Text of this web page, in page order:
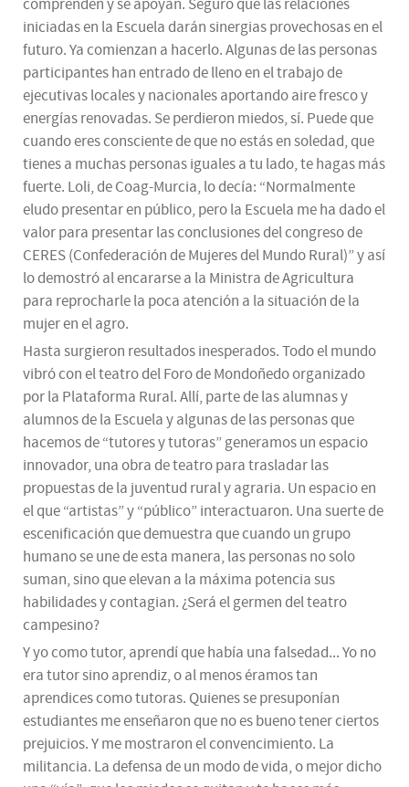
comprenden y se apoyan. Seguro que las relaciones
iniciadas en la Escuela darán sinergias provechosas en el
futuro. Ya comienzan a hacerlo. Algunas de las personas
participantes han entrado de lleno en el trabajo de
ejecutivas locales y nacionales aportando aire fresco y
energías renovadas. Se perdieron miedos, sí. Puede que
cuando eres consciente de que no estás en soledad, que
tienes a muchas personas iguales a tu lado, te hagas más
fuerte. Loli, de Coag-Murcia, lo decía: “Normalmente
eludo presentar en público, pero la Escuela me ha dado el
valor para presentar las conclusiones del congreso de
CERES (Confederación de Mujeres del Mundo Rural)” y así
lo demostró al encararse a la Ministra de Agricultura
para reprocharle la poca atención a la situación de la
mujer en el agro.
Hasta surgieron resultados inesperados. Todo el mundo
vibró con el teatro del Foro de Mondoñedo organizado
por la Plataforma Rural. Allí, parte de las alumnas y
alumnos de la Escuela y algunas de las personas que
hacemos de “tutores y tutoras” generamos un espacio
innovador, una obra de teatro para trasladar las
propuestas de la juventud rural y agraria. Un espacio en
el que “artistas” y “público” interactuaron. Una suerte de
escenificación que demuestra que cuando un grupo
humano se une de esta manera, las personas no solo
suman, sino que elevan a la máxima potencia sus
habilidades y contagian. ¿Será el germen del teatro
campesino?
Y yo como tutor, aprendí que había una falsedad... Yo no
era tutor sino aprendiz, o al menos éramos tan
aprendices como tutoras. Quienes se presuponían
estudiantes me enseñaron que no es bueno tener ciertos
prejuicios. Y me mostraron el convencimiento. La
militancia. La defensa de un modo de vida, o mejor dicho